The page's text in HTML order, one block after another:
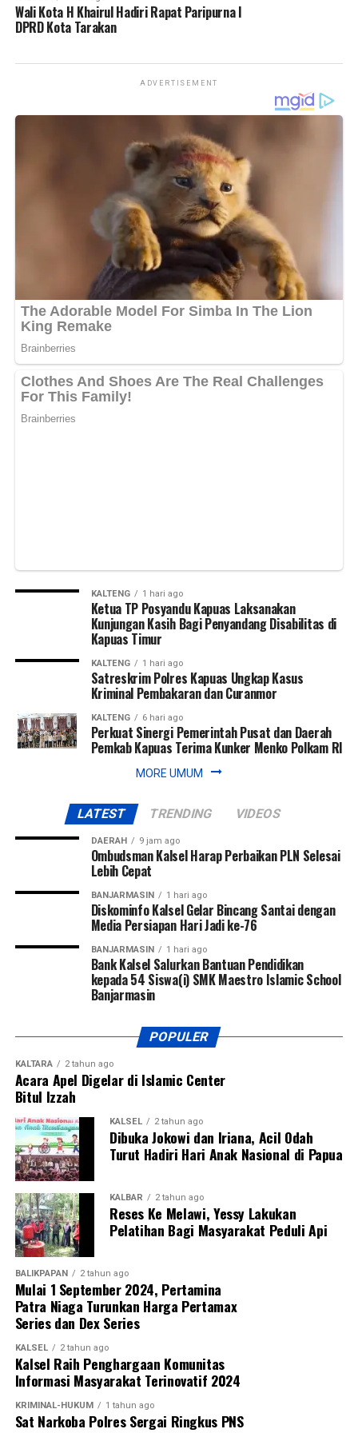
Messenger
Wali Kota H Khairul Hadiri Rapat Paripurna I
DPRD Kota Tarakan
ADVERTISEMENT
KALTENG 1 hari ago
Ketua TP Posyandu Kapuas Laksanakan
Kunjungan Kasih Bagi Penyandang Disabilitas di
Kapuas Timur
KALTENG 1 hari ago
Satreskrim Polres Kapuas Ungkap Kasus
Kriminal Pembakaran dan Curanmor
KALTENG 6 hari ago
Perkuat Sinergi Pemerintah Pusat dan Daerah
Pemkab Kapuas Terima Kunker Menko Polkam RI
MORE UMUM
LATEST TRENDING VIDEOS
DAERAH 9 jam ago
Ombudsman Kalsel Harap Perbaikan PLN Selesai
Lebih Cepat
BANJARMASIN 1 hari ago
Diskominfo Kalsel Gelar Bincang Santai dengan
Media Persiapan Hari Jadi ke-76
BANJARMASIN 1 hari ago
Bank Kalsel Salurkan Bantuan Pendidikan
kepada 54 Siswa(i) SMK Maestro Islamic School
Banjarmasin
POPULER
KALTARA 2 tahun ago
Acara Apel Digelar di Islamic Center
Bitul Izzah
KALSEL 2 tahun ago
Dibuka Jokowi dan Iriana, Acil Odah
Turut Hadiri Hari Anak Nasional di Papua
KALBAR 2 tahun ago
Reses Ke Melawi, Yessy Lakukan
Pelatihan Bagi Masyarakat Peduli Api
BALIKPAPAN 2 tahun ago
Mulai 1 September 2024, Pertamina
Patra Niaga Turunkan Harga Pertamax
Series dan Dex Series
KALSEL 2 tahun ago
Kalsel Raih Penghargaan Komunitas
Informasi Masyarakat Terinovatif 2024
KRIMINAL-HUKUM 1 tahun ago
Sat Narkoba Polres Sergai Ringkus PNS